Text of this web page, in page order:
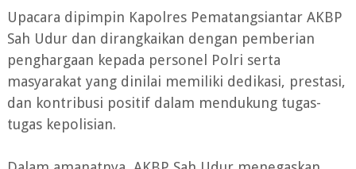
Upacara dipimpin Kapolres Pematangsiantar AKBP
Sah Udur dan dirangkaikan dengan pemberian
penghargaan kepada personel Polri serta
masyarakat yang dinilai memiliki dedikasi, prestasi,
dan kontribusi positif dalam mendukung tugas-
tugas kepolisian.